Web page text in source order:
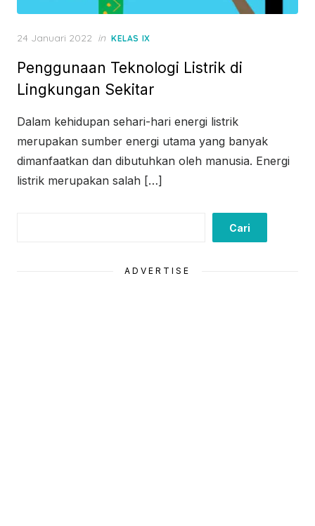
Posted
24 Januari 2022 in KELAS IX
Penggunaan Teknologi Listrik di
Lingkungan Sekitar
Dalam kehidupan sehari-hari energi listrik
merupakan sumber energi utama yang banyak
dimanfaatkan dan dibutuhkan oleh manusia. Energi
listrik merupakan salah […]
Cari
ADVERTISE